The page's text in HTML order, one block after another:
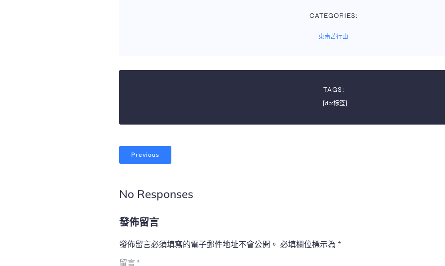
CATEGORIES:
東南苦行山
TAGS:
[db:标签]
Previous
No Responses
發佈留言
發佈留言必須填寫的電子郵件地址不會公開。 必填欄位標示為 *
留言 *